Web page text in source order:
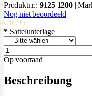
Produktnr.: 9125 1200 |
Nog niet beoordeeld
€46,95
* Sattelunterlage
Op voorraad
Beschreibung